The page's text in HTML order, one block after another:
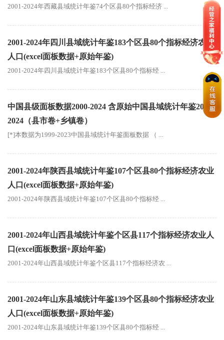
2001-2024年西藏县域统计年鉴74个区县80个指标经济 ...
2001-2024年四川县域统计年鉴183个区县80个指标经济农业
人口(excel面板数据+原始年鉴)
2001-2024年四川县域统计年鉴183个区县80个指标经 ...
中国县级面板数据2000-2024 含原始中国县域统计年鉴2000-
2024（县市卷+乡镇卷）
[*]本数据为1999-2023中国县域统计年鉴面板数据 （ ...
2001-2024年陕西县域统计年鉴107个区县80个指标经济农业
人口(excel面板数据+原始年鉴)
2001-2024年陕西县域统计年鉴107个区县80个指标经 ...
2001-2024年山西县域统计年鉴个区县117个指标经济农业人
口(excel面板数据+原始年鉴)
2001-2024年山西县域统计年鉴个区县117个指标经济农 ...
2001-2024年山东县域统计年鉴139个区县80个指标经济农业
人口(excel面板数据+原始年鉴)
2001-2024年山东县域统计年鉴139个区县80个指标经 ...